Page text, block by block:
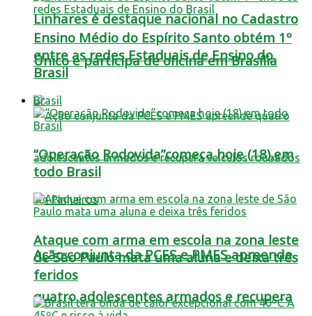
Linhares é destaque nacional no Cadastro
Único e participa de oficina em Brasília
Ação conjunta da PCES e PMES apreende
quatro adolescentes armados e recupera
Ensino Médio do Espírito Santo obtém 1º
entre as redes Estaduais de Ensino do
Brasil
Brasil
“Operação Rodovida”começa hoje (18),em
todo Brasil
Ataque com arma em escola na zona leste
de São Paulo mata uma aluna e deixa três
feridos